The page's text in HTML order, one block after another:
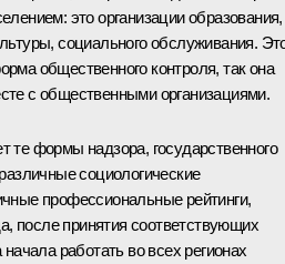
это организации образования,
социального обслуживания.
общественного контроля, так она
с общественными организациями.
те формы надзора, государственного
социологические
профессиональные рейтинги,
после принятия соответствующих
работать во всех регионах